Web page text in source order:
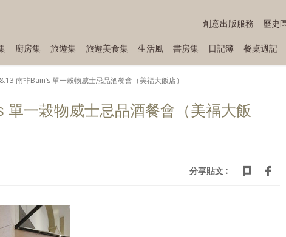
創意出版服務 歷史
廚房集 旅遊集 旅遊美食集 生活風 書房集 日記簿 餐桌週記
南非Bainʼs 單一榖物威士忌品酒餐會（美福大飯店）
單一榖物威士忌品酒餐會（美福大飯
分享貼文 :